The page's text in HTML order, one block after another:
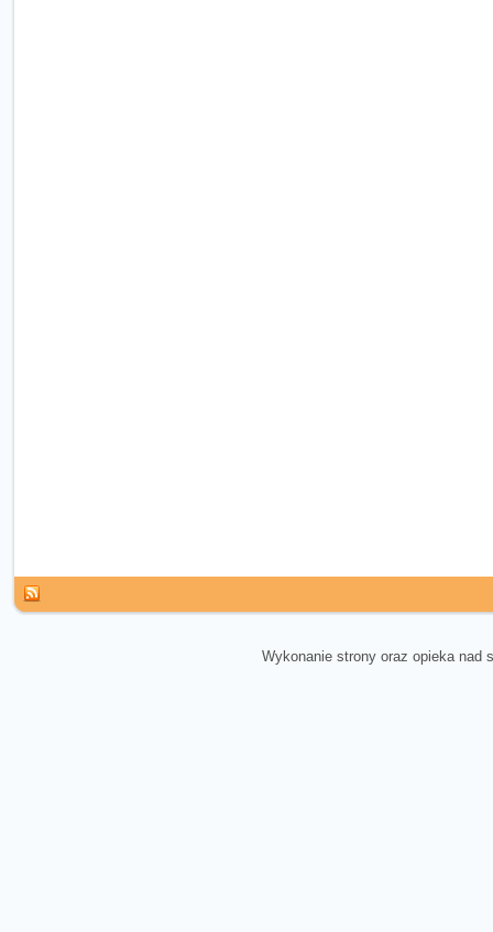
Wykonanie strony oraz opieka nad